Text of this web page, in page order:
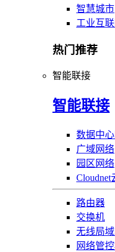
智慧城市
工业互联
热门推荐
智能联接
智能联接
数据中
广域网络
园区网络
Cloudnet
路由器
交换机
无线局域
网络管